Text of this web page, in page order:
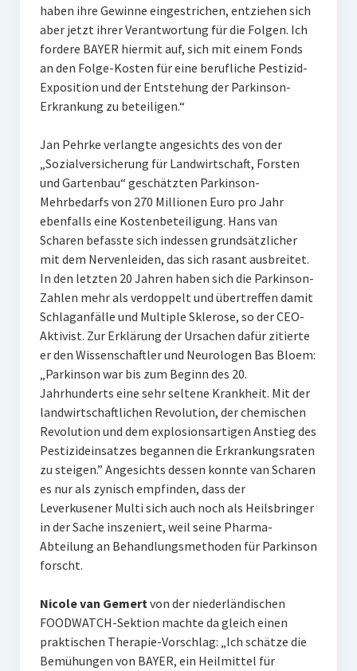
haben ihre Gewinne eingestrichen, entziehen sich
aber jetzt ihrer Verantwortung für die Folgen. Ich
fordere BAYER hiermit auf, sich mit einem Fonds
an den Folge-Kosten für eine berufliche Pestizid-
Exposition und der Entstehung der Parkinson-
Erkrankung zu beteiligen.“
Jan Pehrke verlangte angesichts des von der
„Sozialversicherung für Landwirtschaft, Forsten
und Gartenbau“ geschätzten Parkinson-
Mehrbedarfs von 270 Millionen Euro pro Jahr
ebenfalls eine Kostenbeteiligung. Hans van
Scharen befasste sich indessen grundsätzlicher
mit dem Nervenleiden, das sich rasant ausbreitet.
In den letzten 20 Jahren haben sich die Parkinson-
Zahlen mehr als verdoppelt und übertreffen damit
Schlaganfälle und Multiple Sklerose, so der CEO-
Aktivist. Zur Erklärung der Ursachen dafür zitierte
er den Wissenschaftler und Neurologen Bas Bloem:
„Parkinson war bis zum Beginn des 20.
Jahrhunderts eine sehr seltene Krankheit. Mit der
landwirtschaftlichen Revolution, der chemischen
Revolution und dem explosionsartigen Anstieg des
Pestizideinsatzes begannen die Erkrankungsraten
zu steigen.” Angesichts dessen konnte van Scharen
es nur als zynisch empfinden, dass der
Leverkusener Multi sich auch noch als Heilsbringer
in der Sache inszeniert, weil seine Pharma-
Abteilung an Behandlungsmethoden für Parkinson
forscht.
Nicole van Gemertvon der niederländischen
FOODWATCH-Sektion machte da gleich einen
praktischen Therapie-Vorschlag: „Ich schätze die
Bemühungen von BAYER, ein Heilmittel für